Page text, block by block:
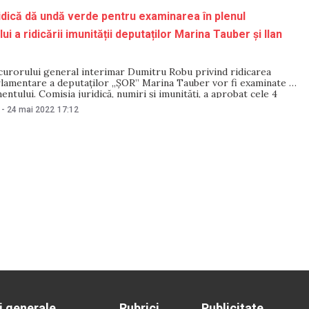
dă undă verde pentru examinarea în plenul
a ridicării imunității deputaților Marina Tauber și Ilan
general interimar Dumitru Robu privind ridicarea
a deputaților „ȘOR” Marina Tauber vor fi examinate în
Comisia juridică, numiri și imunități, a aprobat cele 4
de Robu, a anunțat pe 24 mai, Olesea Stamate, președinta
fracțiunea Partidului „ȘOR” va vota
- 24 mai 2022 17:12